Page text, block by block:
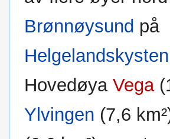
Brønnøysund på
Helgelandskysten
Hovedøya Vega
Ylvingen (7,6